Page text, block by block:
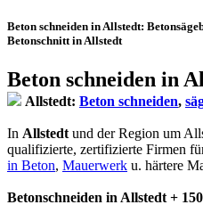
Beton schneiden in Allstedt:
Betonschnitt in Allstedt
Beton schneiden in
Allstedt: Beton schneiden,
In Allstedt und der Region um
qualifizierte, zertifizierte Firmen
in Beton, Mauerwerk u. härtere
Betonschneiden in Allstedt +